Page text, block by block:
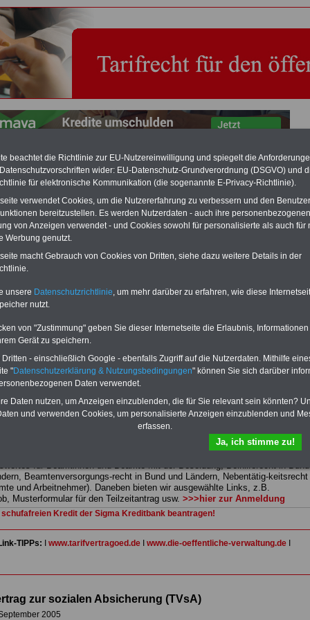
Tarifvertrag zur sozialen Absicherung (TVsA)
"Beamtinnen und Beamte/Öffentlicher Dienst":
Für nur 15 Euro
bei einer Laufzeit von 12 Monaten können Sie mehr als zehn Bücher
Beamtinnen und Beamte sowie Öffentlicher Dienst
lesen und/oder ausdrucken. Der PDF-SERVICE bietet z.B. das
eBook zum Tarifrecht für den öffentlichen Dienst (mit TVöD bzw.
mindestens einmal im Jahr aktualisiert wird.
aus dem eBook mit einer VerLINKung direkt zur weiterführenden
für Beamtinnen und Beamte mit der Besoldung, Beihilferecht in Bund
Beamtenversorgungs-recht in Bund und Ländern, Nebentätig-keitsrecht
Musterformular für den Teilzeitantrag usw.>>>hier zur Anmeldung
Kredit der Sigma Kreditbank beantragen!
"Beamtinnen und Beamte/Öffentlicher Dienst":Für nur 15 Euro
bei einer Laufzeit von 12 Monaten können Sie mehr als zehn Bücher
Beamtinnen und Beamte sowie Öffentlicher Dienst
lesen und/oder ausdrucken. Der PDF-SERVICE bietet z.B. das
eBook zum Tarifrecht für den öffentlichen Dienst (mit TVöD bzw.
mindestens einmal im Jahr aktualisiert wird.
Besonderer Komfort: Sie
aus dem eBook mit einer VerLINKung direkt zur weiterführenden
für Beamtinnen und Beamte mit der Besoldung, Beihilferecht in Bund
Beamtenversorgungs-recht in Bund und Ländern, Nebentätig-keitsrecht
und Arbeitnehmer). Daneben bieten wir ausgewählte Links, z.B.
Musterformular für den Teilzeitantrag usw. >>>hier zur Anmeldung
schufafreien Kredit der Sigma Kreditbank beantragen!
TIPPs: www.tarifvertragoed.deI www.die-oeffentliche-verwaltung.deI
zur sozialen Absicherung (TVsA)
2005
beachtet die Richtlinie zur EU-Nutzereinwilligung und spiegelt die
wider: EU-Datenschutz-Grundverordnung (DSGVO) und
für elektronische Kommunikation (die sogenannte E-Privacy-Richtlinie).
verwendet Cookies, um die Nutzererfahrung zu verbessern und den
bereitzustellen. Es werden Nutzerdaten - auch ihre
von Anzeigen verwendet - und Cookies sowohl für personalisierte als auch für
Werbung genutzt.
macht Gebrauch von Cookies von Dritten, siehe dazu weitere Details in der
unsere Datenschutzrichtlinie , um mehr darüber zu erfahren, wie diese
nutzt.
von "Zustimmung" geben Sie dieser Internetseite die Erlaubnis,
Gerät zu speichern.
- einschließlich Google - ebenfalls Zugriff auf die Nutzerdaten. Mithilfe
"Datenschutzerklärung & Nutzungsbedingungen" können Sie sich darüber
Daten verwendet.
Daten nutzen, um Anzeigen einzublenden, die für Sie relevant sein könnten?
und verwenden Cookies, um personalisierte Anzeigen einzublenden und
erfassen.
Ja, ich stimme zu!